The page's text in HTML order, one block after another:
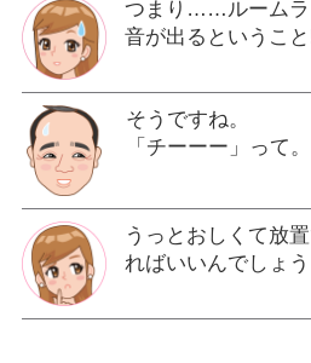
つまり……ルームラ
音が出るというこ
そうですね。
「チーーー」って。
うっとおしくて放
ればいいんでしょう